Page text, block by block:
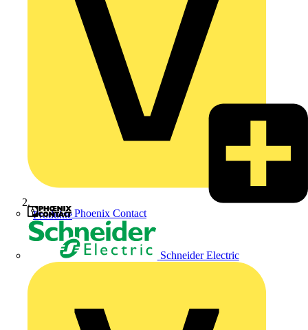
Phoenix Contact
Schneider Electric
Produkte